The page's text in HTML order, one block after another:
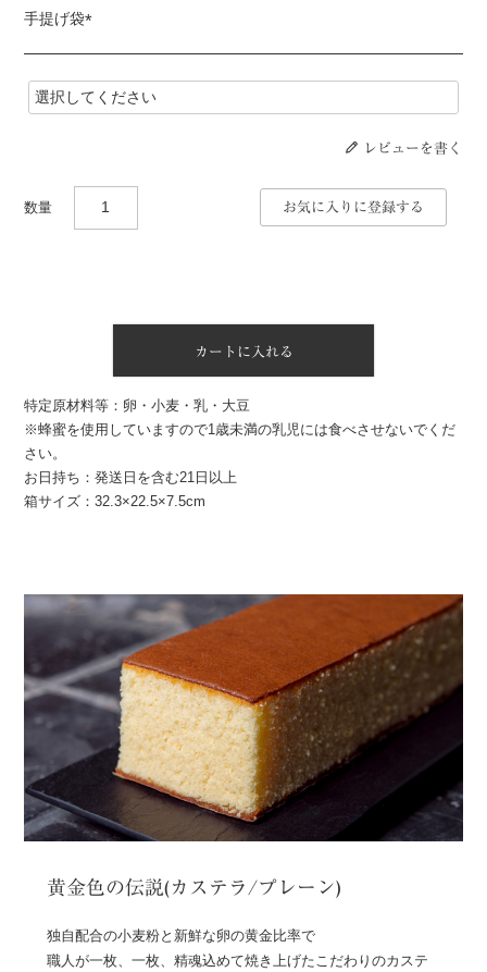
)
手提げ袋
(
須
レビューを書く
お気に入りに登録する
カートに入れる
特定原材料等：卵・小麦・乳・大豆
※蜂蜜を使用していますので1歳未満の乳児には食べさせないでくだ
さい。
お日持ち：発送日を含む21日以上
箱サイズ：32.3×22.5×7.5cm
黄金色の伝説(カステラ/プレーン)
独自配合の小麦粉と新鮮な卵の黄金比率で
職人が一枚、一枚、精魂込めて焼き上げたこだわりのカステ